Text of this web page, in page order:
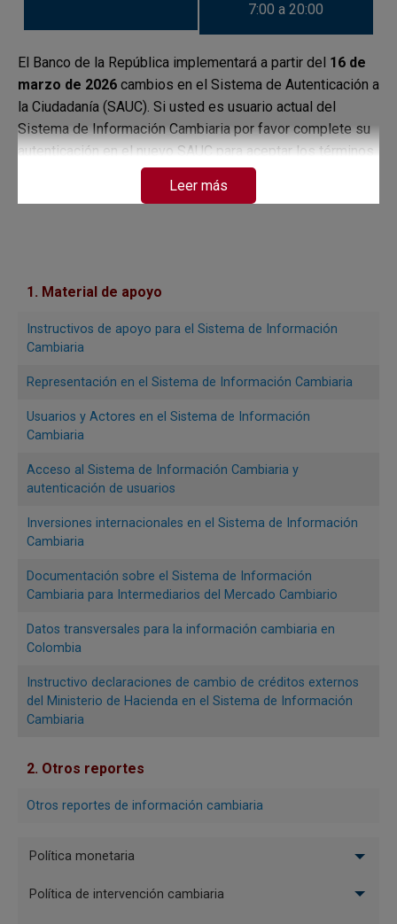
7:00 a 20:00
El Banco de la República implementará a partir del 16 de
marzo de 2026 cambios en el Sistema de Autenticación a
la Ciudadanía (SAUC). Si usted es usuario actual del
Sistema de Información Cambiaria por favor complete su
autenticación en el nuevo SAUC para aceptar los términos
y condiciones de este nuevo Sistema y estar listo para
autenticarse en la nueva plataforma.
Completar el proceso de autenticación en el nuevo
Aceptar los términos y condiciones.
Confirmar el correo electrónico registrado.
Seguir el paso a paso disponible en el video tutorial de
Migración para usuarios existentes:
Si ya está registrado(a), no necesita volver a hacerlo.
Debe completar el procedimiento de enrolamiento
procedimiento enManual de uso del SAUC
Si tiene dudas sobre este proceso:
Durante el proceso de enrolamiento al
Leer más
1. Material de apoyo
Instructivos de apoyo para el Sistema de Información
Cambiaria
Representación en el Sistema de Información Cambiaria
Usuarios y Actores en el Sistema de Información
Cambiaria
Acceso al Sistema de Información Cambiaria y
autenticación de usuarios
Inversiones internacionales en el Sistema de Información
Cambiaria
Documentación sobre el Sistema de Información
Cambiaria para Intermediarios del Mercado Cambiario
Datos transversales para la información cambiaria en
Colombia
Instructivo declaraciones de cambio de créditos externos
del Ministerio de Hacienda en el Sistema de Información
Cambiaria
2. Otros reportes
Otros reportes de información cambiaria
Menu
monetaria
Política monetaria
Política de intervención cambiaria